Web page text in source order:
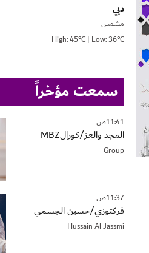
دبي
مشمس
High: 45°C | Low: 36°C
سمعت مؤخراً
11:41ص
المجد والعز/كورالMBZ
Group
11:37ص
فركتوزي/حسين الجسمي
Hussain Al Jassmi